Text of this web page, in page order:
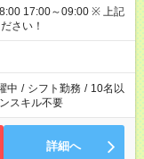
～09:00 ※ 上記
さい！
中 / シフト勤務 / 10名以
スキル不要
詳細へ